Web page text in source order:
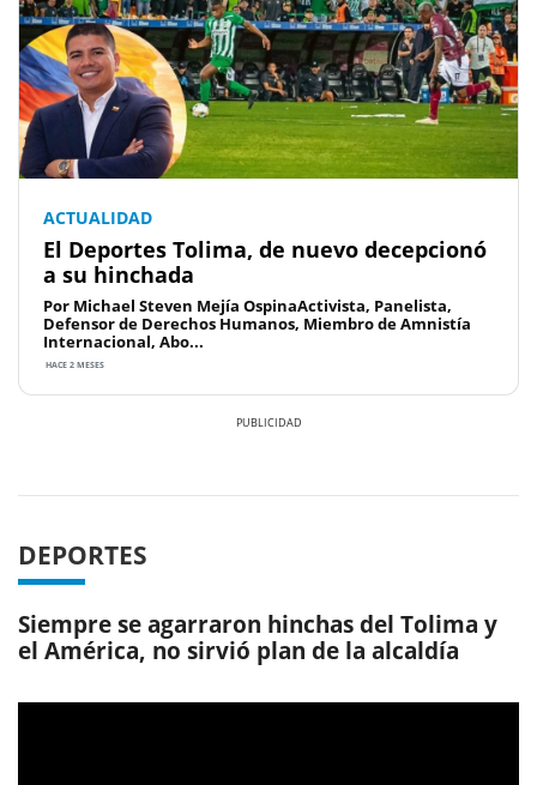
ACTUALIDAD
El Deportes Tolima, de nuevo decepcionó
a su hinchada
Por Michael Steven Mejía OspinaActivista, Panelista,
Defensor de Derechos Humanos, Miembro de Amnistía
Internacional, Abo...
HACE 2 MESES
DEPORTES
Siempre se agarraron hinchas del Tolima y
el América, no sirvió plan de la alcaldía